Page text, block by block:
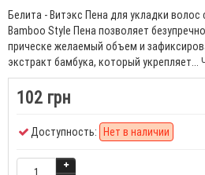
Белита - Витэкс Пена для укладки
Bamboo Style Пена позволяет
прическе желаемый объем и
экстракт бамбука, который укрепляет...
102 грн
Доступность: Нет в наличии